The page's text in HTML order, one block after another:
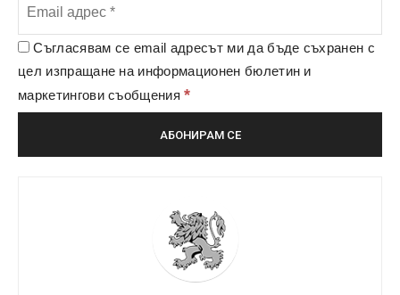
Съгласявам се email адресът ми да бъде съхранен с
цел изпращане на информационен бюлетин и
маркетингови съобщения*